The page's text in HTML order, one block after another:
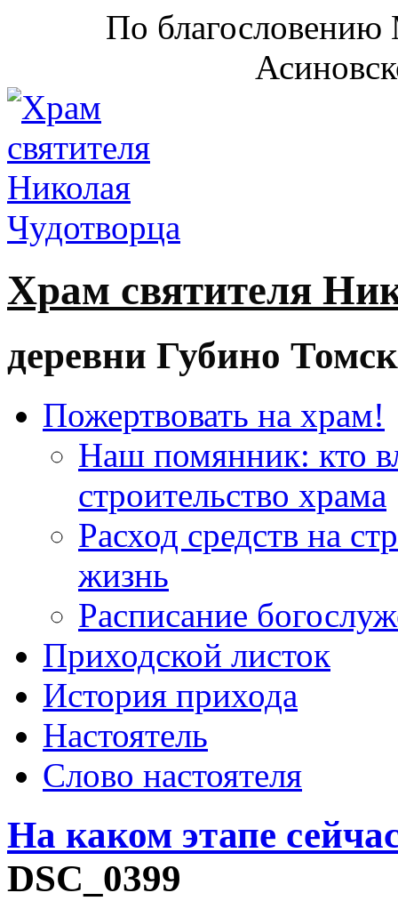
По благословению
Храм святителя
деревни Губино
Пожертвовать на храм!
Наш помянник: кто
строительство храма
Расход средств на
жизнь
Расписание
Приходской листок
История прихода
Настоятель
Слово настоятеля
На каком этапе
DSC_0399